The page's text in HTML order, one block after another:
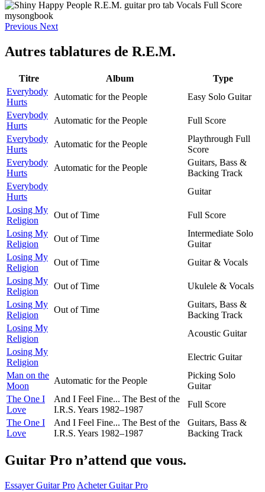
Previous Next
Autres tablatures de R.E.M.
Titre Album
Type
Everybody
Hurts
Automatic for the People
Easy Solo Guitar
Everybody
Hurts
Automatic for the People
Full Score
Everybody
Hurts
Automatic for the People
Playthrough Full
Score
Everybody
Hurts
Automatic for the People
Guitars, Bass &
Backing Track
Everybody
Hurts
Guitar
Losing My
Religion
Out of Time
Full Score
Losing My
Religion
Out of Time
Intermediate Solo
Guitar
Losing My
Religion
Out of Time
Guitar & Vocals
Losing My
Religion
Out of Time
Ukulele & Vocals
Losing My
Religion
Out of Time
Guitars, Bass &
Backing Track
Losing My
Religion
Acoustic Guitar
Losing My
Religion
Electric Guitar
Man on the
Moon
Automatic for the People
Picking Solo
Guitar
The One I
Love
And I Feel Fine... The Best of the
I.R.S. Years 1982–1987
Full Score
The One I
Love
And I Feel Fine... The Best of the
I.R.S. Years 1982–1987
Guitars, Bass &
Backing Track
Guitar Pro n’attend que vous.
Essayer Guitar Pro Acheter Guitar Pro